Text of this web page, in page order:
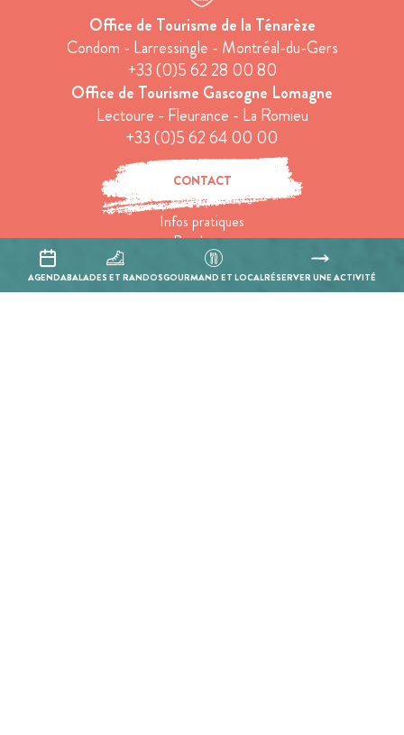
AGENDABALADES ET RANDOSGOURMAND ET LOCALRÉSERVER UNE ACTIVITÉ
Office de Tourisme de la Ténarèze
Condom - Larressingle - Montréal-du-Gers
+33 (0)5 62 28 00 80
Office de Tourisme Gascogne Lomagne
Lectoure - Fleurance - La Romieu
+33 (0)5 62 64 00 00
CONTACT
Infos pratiques
Brochures
Espace pro
« Qualité Tourisme » devient « Destination d’Excellence »